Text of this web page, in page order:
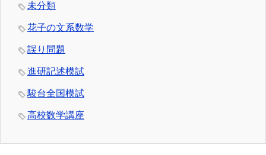
未分類
花子の文系数学
誤り問題
進研記述模試
駿台全国模試
高校数学講座